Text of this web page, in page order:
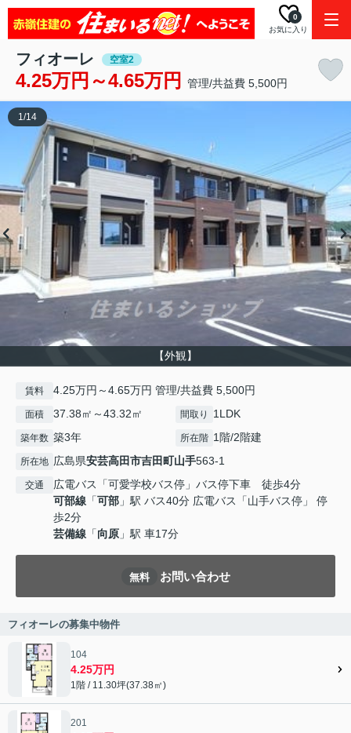
お気に入り
0
フィオーレ 空室2
4.25万円～4.65万円 管理/共益費 5,500円
【外観】
1/14
賃料 4.25万円～4.65万円 管理/共益費 5,500円
面積 37.38㎡～43.32㎡ 間取り 1LDK
築年数 築3年 所在階 1階/2階建
所在地 広島県安芸高田市吉田町山手563-1
交通
広電バス「可愛学校バス停」バス停下車 徒歩4分
可部線 「可部 」駅 バス40分 広電バス「山手バス停」 停
歩2分
芸備線 「向原 」駅 車17分
無料 お問い合わせ
フィオーレの募集中物件
104
4.25万円
1階 / 11.30坪(37.38㎡)
201